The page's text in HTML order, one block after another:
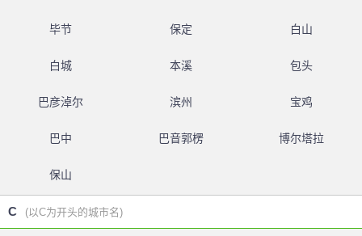
毕节 保定 白山
白城 本溪 包头
巴彦淖尔 滨州 宝鸡
巴中 巴音郭楞 博尔塔拉
保山
C (以C为开头的城市名)